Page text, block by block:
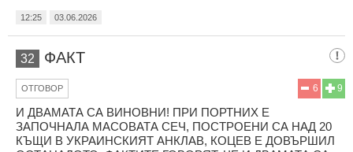
12:25 03.06.2026
32 ФАКТ
9
6
ОТГОВОР
И ДВАМАТА СА ВИНОВНИ! ПРИ ПОРТНИХ Е
ЗАПОЧНАЛА МАСОВАТА СЕЧ, ПОСТРОЕНИ СА НАД 20
КЪЩИ В УКРАИНСКИЯТ АНКЛАВ, КОЦЕВ Е ДОВЪРШИЛ